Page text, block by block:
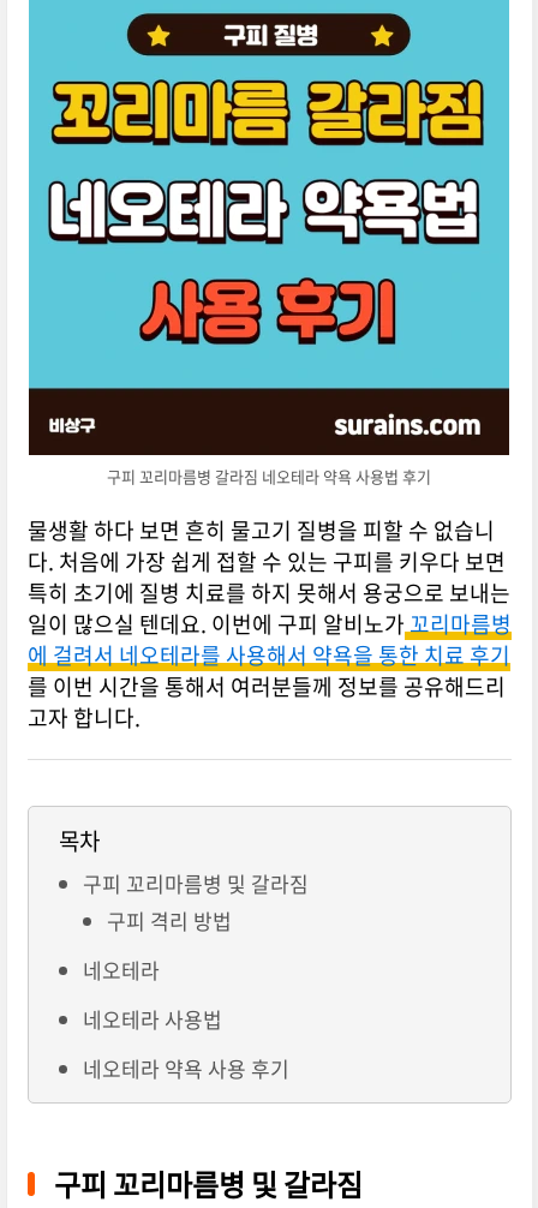
구피 꼬리마름병 갈라짐 네오테라 약욕 사용법 후기
물생활 하다 보면 흔히 물고기 질병을 피할 수 없습니
다. 처음에 가장 쉽게 접할 수 있는 구피를 키우다 보면
특히 초기에 질병 치료를 하지 못해서 용궁으로 보내는
일이 많으실 텐데요. 이번에 구피 알비노가꼬리마름병
에 걸려서 네오테라를 사용해서 약욕을 통한 치료 후기
를 이번 시간을 통해서 여러분들께 정보를 공유해드리
고자 합니다.
목차
구피 꼬리마름병 및 갈라짐
구피 격리 방법
네오테라
네오테라 사용법
네오테라 약욕 사용 후기
구피 꼬리마름병 및 갈라짐